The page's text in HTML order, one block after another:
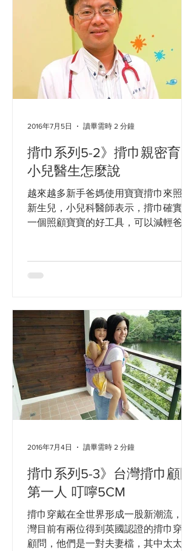
揹巾系列5-2》揹巾親密育兒
小兒醫生怎麼說
越來越多新手爸媽使用寶寶揹巾來照顧
新生兒，小兒科醫師表示，揹巾確實是
一個照顧寶寶的好工具，可以減輕爸媽
造成傷害。 秉坤婦幼醫院小兒科主任黃
部...
2016年7月5日 讀畢需時 2 分鐘
揹巾系列5-3》台灣揹巾顧問
第一人 叮嚀5CM
揹巾穿戴在全世界形成一股新潮流，台
灣目前有兩位得到英國認證的揹巾穿戴
顧問，他們是一對夫妻檔，其中太太
2016年7月4日 讀畢需時 2 分鐘